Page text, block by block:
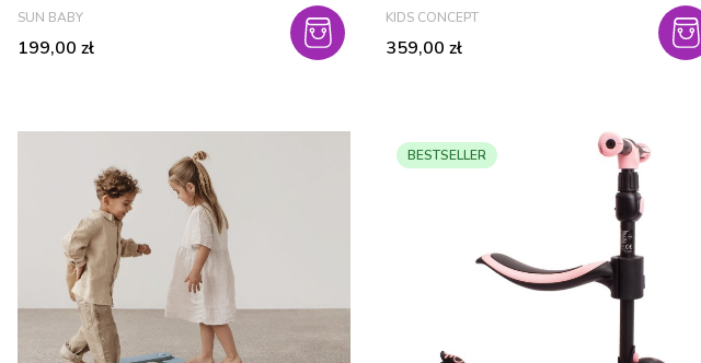
PRODUCENT
SUN BABY
Cena
199,00 zł
PRODUCENT
KIDS CONCEPT
Cena
359,00 zł
BESTSELLER